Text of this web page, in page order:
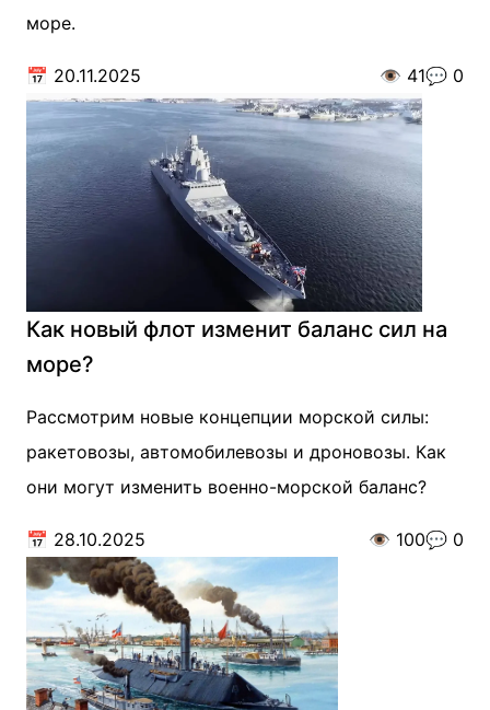
море.
📅 20.11.2025 👁️ 41💬 0
Как новый флот изменит баланс сил на
море?
Рассмотрим новые концепции морской силы:
ракетовозы, автомобилевозы и дроновозы. Как
они могут изменить военно-морской баланс?
📅 28.10.2025 👁️ 100💬 0